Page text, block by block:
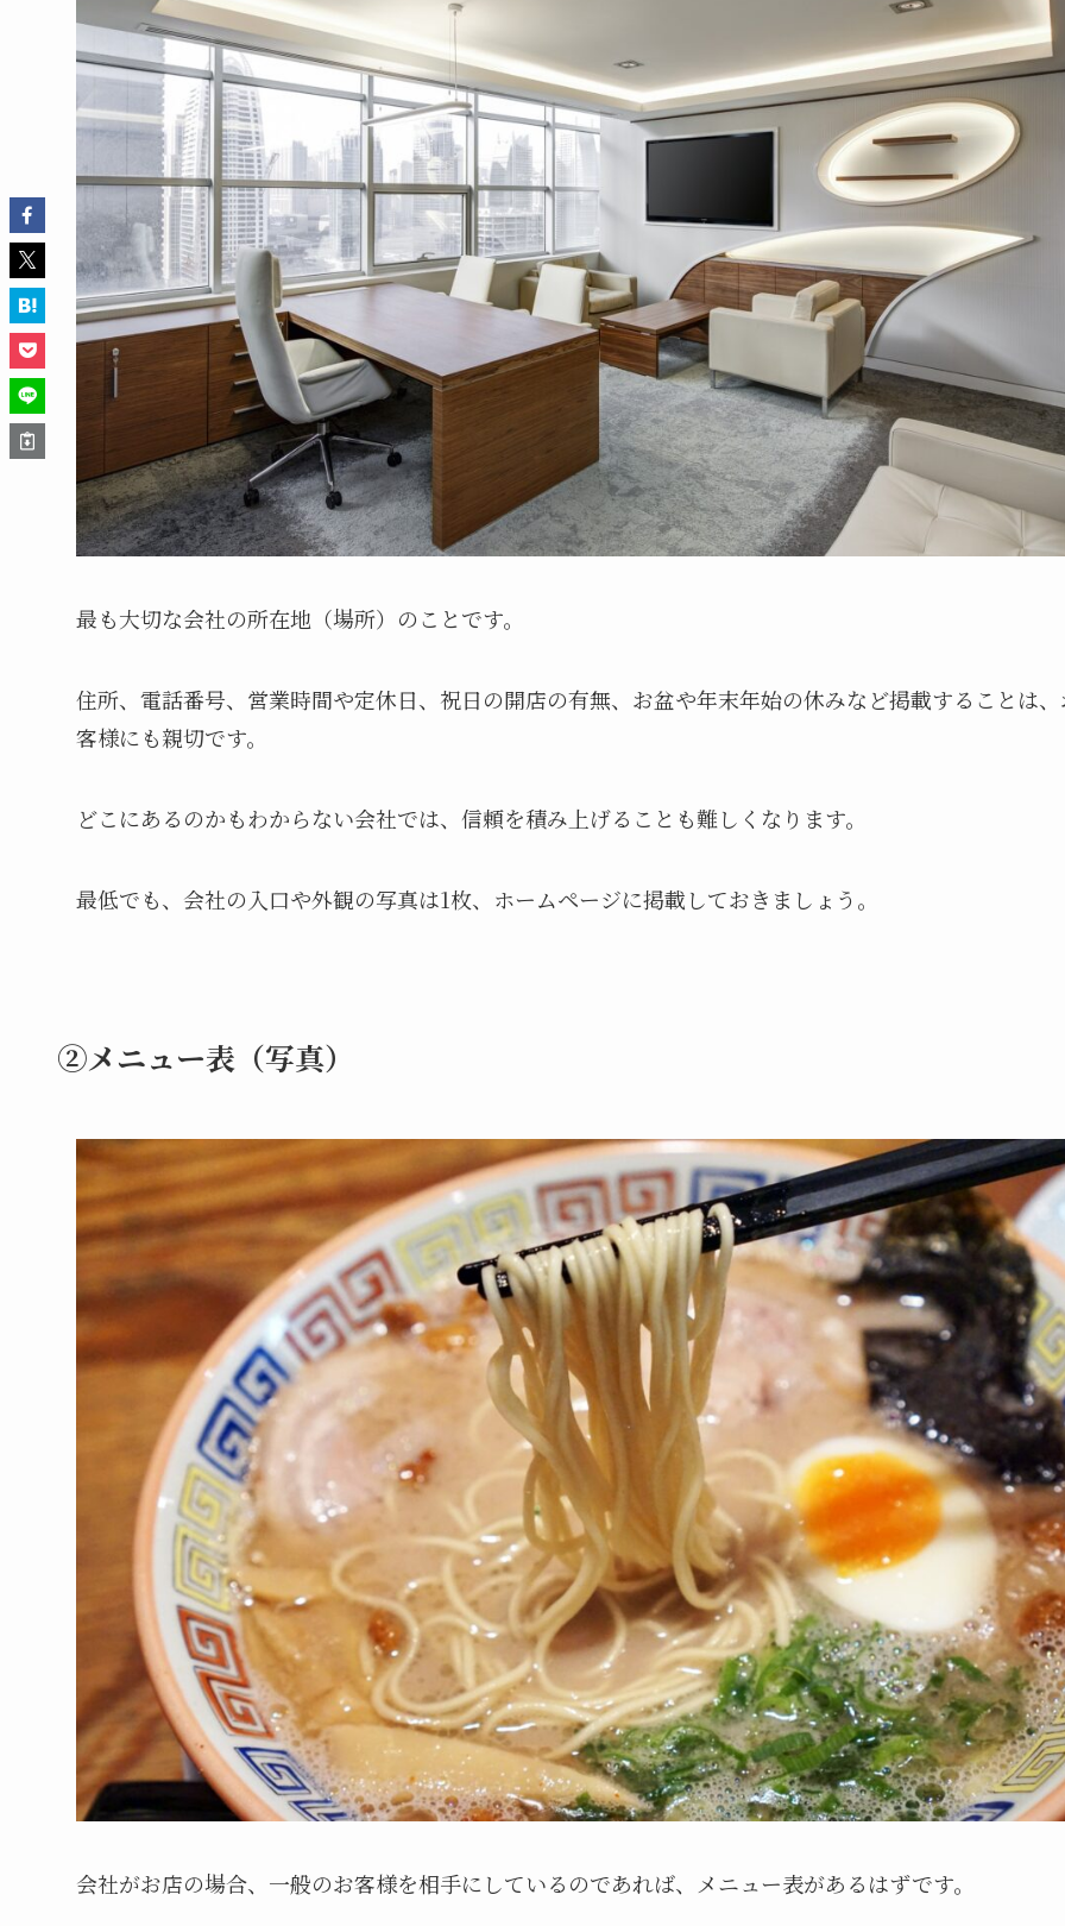
最も大切な会社の所在地（場所）のことです。
住所、電話番号、営業時間や定休日、祝日の開店の有無、お盆や年末年始の休みなど掲載することは
客様にも親切です。
どこにあるのかもわからない会社では、信頼を積み上げることも難しくなります。
最低でも、会社の入口や外観の写真は1枚、ホームページに掲載しておきましょう。
②メニュー表（写真）
会社がお店の場合、一般のお客様を相手にしているのであれば、メニュー表があるはずです。